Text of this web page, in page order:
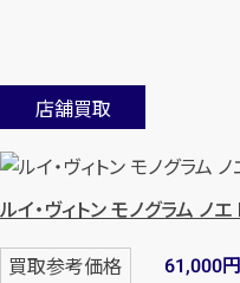
店舗買取
ルイ・ヴィトン モノグラム ノ
買取参考価格 61,000円